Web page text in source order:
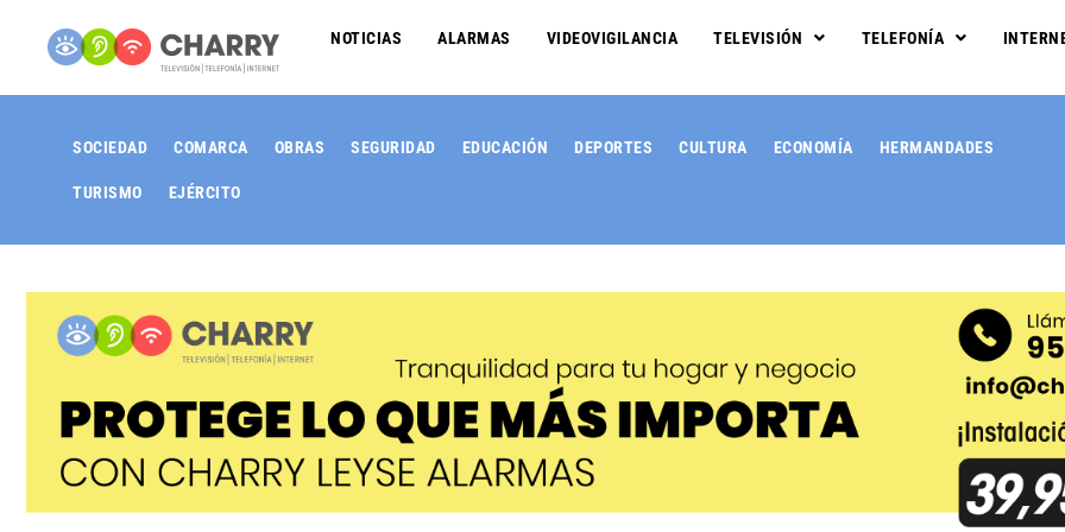
NOTICIAS ALARMAS VIDEOVIGILANCIA TELEVISIÓN TELEFONÍA
SOCIEDAD COMARCA OBRAS SEGURIDAD EDUCACIÓN DEPORTES CULTURA ECONOMÍA HERMANDADES
TURISMO EJÉRCITO